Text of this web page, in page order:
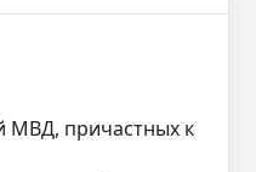
МВД, причастных к